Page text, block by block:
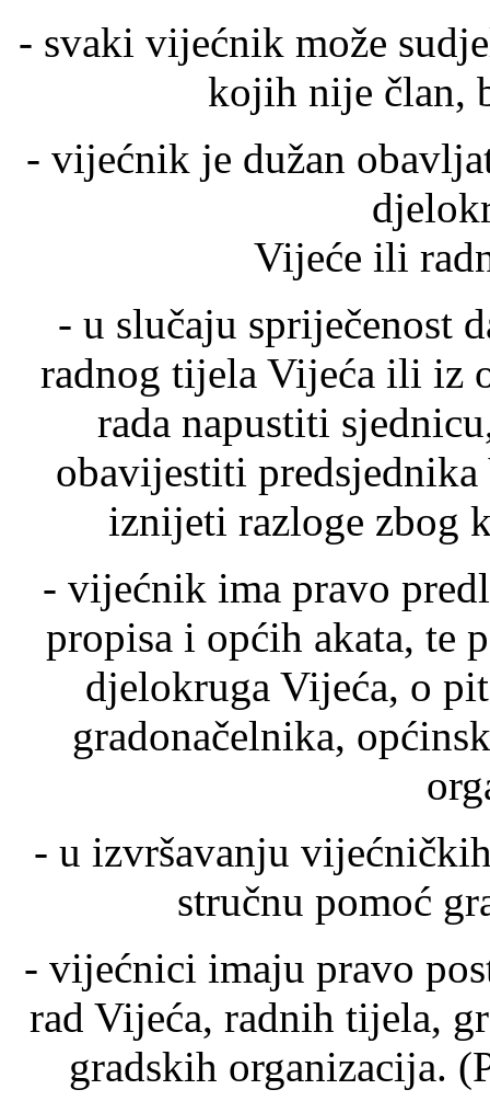
- svaki vijećnik može
kojih nije član,
- vijećnik je dužan
Vijeće ili
- u slučaju spriječenost
radnog tijela Vijeća ili iz
rada napustiti
obavijestiti
iznijeti razloge zbog
- vijećnik ima pravo
propisa i općih akata, te
djelokruga Vijeća, o
gradonačelnika,
- u izvršavanju
stručnu pomoć
- vijećnici imaju pravo
rad Vijeća, radnih tijela,
gradskih organizacija.